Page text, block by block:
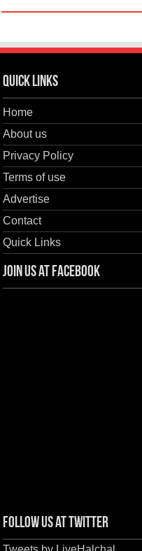
Quick Links
Home
About us
Privacy Policy
Terms of use
Advertise
Contact
Quick Links
Join us at Facebook
Follow us at Twitter